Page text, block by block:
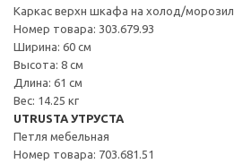
Каркас верхн шкафа на холод/морозил
Номер товара: 303.679.93
Ширина: 60 см
Высота: 8 см
Длина: 61 см
Вес: 14.25 кг
UTRUSTA УТРУСТА
Петля мебельная
Номер товара: 703.681.51